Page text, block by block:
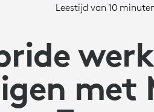
Leestijd van 10
met